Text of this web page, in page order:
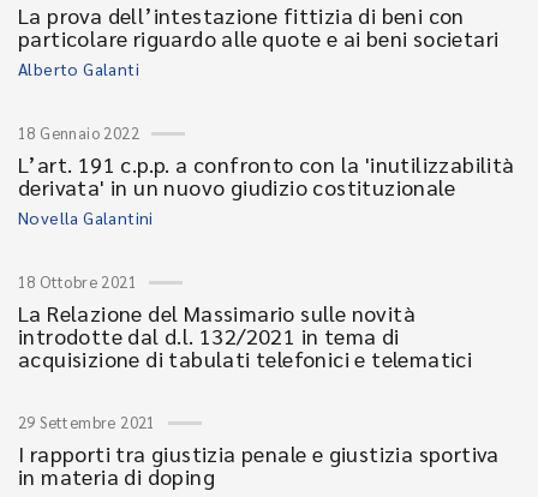
La prova dell’intestazione fittizia di beni con
particolare riguardo alle quote e ai beni societari
Alberto Galanti
18 Gennaio 2022
L’art. 191 c.p.p. a confronto con la 'inutilizzabilità
derivata' in un nuovo giudizio costituzionale
Novella Galantini
18 Ottobre 2021
La Relazione del Massimario sulle novità
introdotte dal d.l. 132/2021 in tema di
acquisizione di tabulati telefonici e telematici
29 Settembre 2021
I rapporti tra giustizia penale e giustizia sportiva
in materia di doping